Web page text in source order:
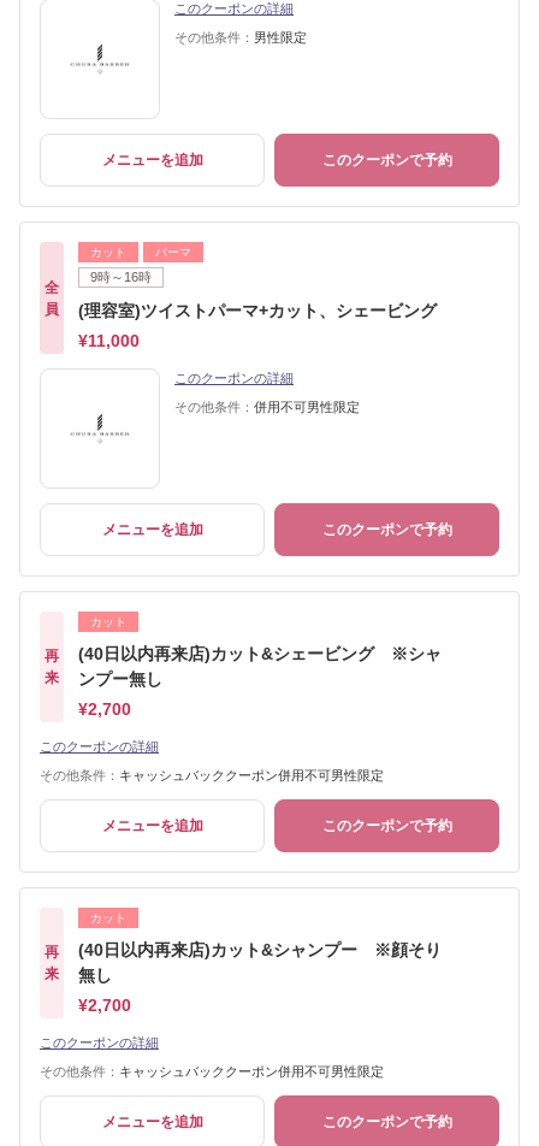
このクーポンの詳細
その他条件： 男性限定
メニューを追加 このクーポンで予約
全
員
カット パーマ
9時～16時
(理容室)ツイストパーマ+カット、シェービング
¥11,000
このクーポンの詳細
その他条件： 併用不可男性限定
メニューを追加 このクーポンで予約
再
来
カット
(40日以内再来店)カット&シェービング ※シャ
ンプー無し
¥2,700
このクーポンの詳細
その他条件： キャッシュバッククーポン併用不可男性限定
メニューを追加 このクーポンで予約
再
来
カット
(40日以内再来店)カット&シャンプー ※顔そり
無し
¥2,700
このクーポンの詳細
その他条件： キャッシュバッククーポン併用不可男性限定
メニューを追加 このクーポンで予約